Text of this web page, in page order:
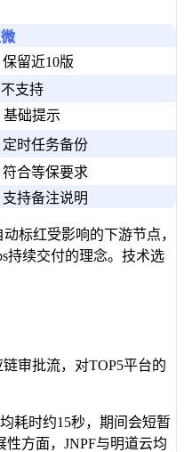
保留近10版
不支持
础提示
定时任务备份
符合等保要求
支持备注说明
标红受影响的下游节点，
持续交付的理念。技术选
审批流，对TOP5平台的
耗时约15秒，期间会短暂
方面，JNPF与明道云均